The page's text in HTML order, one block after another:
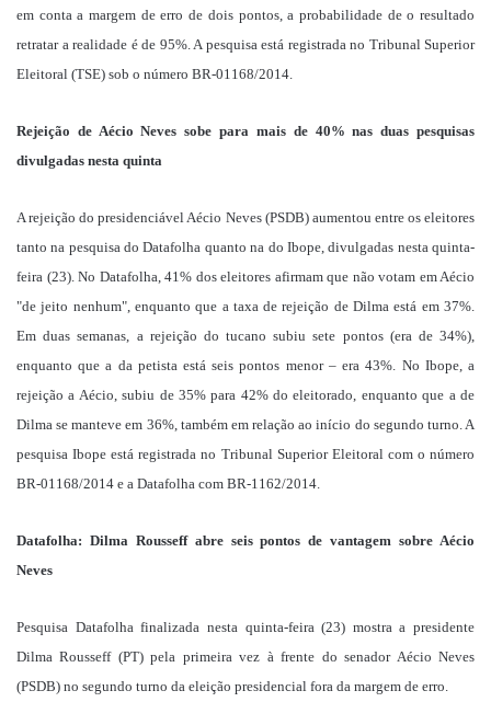
em conta a margem de erro de dois pontos, a probabilidade de o resultado
retratar a realidade é de 95%. A pesquisa está registrada no Tribunal Superior
Eleitoral (TSE) sob o número BR-01168/2014.
Rejeição de Aécio Neves sobe para mais de 40% nas duas pesquisas
divulgadas nesta quinta
A rejeição do presidenciável Aécio Neves (PSDB) aumentou entre os eleitores
tanto na pesquisa do Datafolha quanto na do Ibope, divulgadas nesta quinta-
feira (23). No Datafolha, 41% dos eleitores afirmam que não votam em Aécio
"de jeito nenhum", enquanto que a taxa de rejeição de Dilma está em 37%.
Em duas semanas, a rejeição do tucano subiu sete pontos (era de 34%),
enquanto que a da petista está seis pontos menor – era 43%. No Ibope, a
rejeição a Aécio, subiu de 35% para 42% do eleitorado, enquanto que a de
Dilma se manteve em 36%, também em relação ao início do segundo turno. A
pesquisa Ibope está registrada no Tribunal Superior Eleitoral com o número
BR-01168/2014 e a Datafolha com BR-1162/2014.
Datafolha: Dilma Rousseff abre seis pontos de vantagem sobre Aécio
Neves
Pesquisa Datafolha finalizada nesta quinta-feira (23) mostra a presidente
Dilma Rousseff (PT) pela primeira vez à frente do senador Aécio Neves
(PSDB) no segundo turno da eleição presidencial fora da margem de erro.